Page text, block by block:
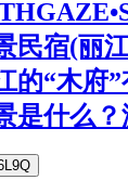
民宿(丽
的“木府
是什么